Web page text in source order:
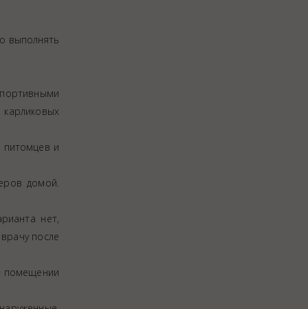
выполнять
питомцев и
домой.
нет,
после
помещении